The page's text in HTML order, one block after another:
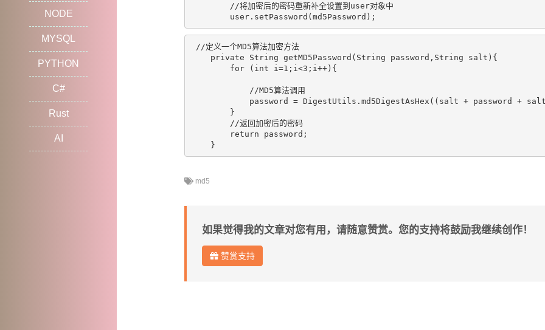
NODE
MYSQL
PYTHON
C#
Rust
AI
        //将加密后的密码重新补全设置到user对象中
//定义一个MD5算法加密方法
    private String getMD5Password(String password,String salt){
        for (int i=1;i<3;i++){
            //MD5算法调用
password = DigestUtils.md5DigestAsHex((salt + password +
        }
        //返回加密后的密码
        return password;
md5
如果觉得我的文章对您有用，请随意赞赏。您的支持将鼓励我继续创作！
赞赏支持